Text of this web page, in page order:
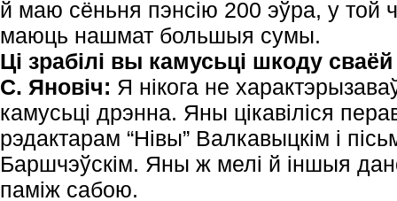
й маю сёньня пэнсію 200 эўра, у той
маюць нашмат большыя сумы.
Ці зрабілі вы камусьці шкоду
С. Яновіч: Я нікога не
камусьці дрэнна. Яны цікавіліся
рэдактарам “Нівы” Валкавыцкім і
Баршчэўскім. Яны ж мелі й іншыя
паміж сабою.